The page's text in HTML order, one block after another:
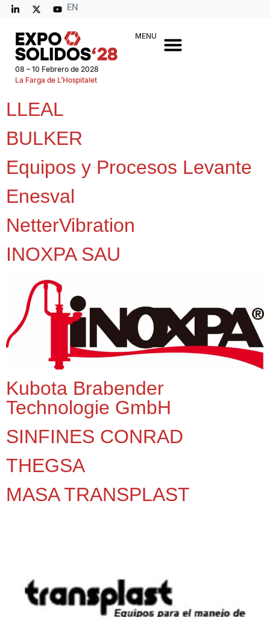
EN
08 – 10 Febrero de 2028
La Farga de L’Hospitalet
MENU
LLEAL
BULKER
Equipos y Procesos Levante
Enesval
NetterVibration
INOXPA SAU
Kubota Brabender
Technologie GmbH
SINFINES CONRAD
THEGSA
MASA TRANSPLAST